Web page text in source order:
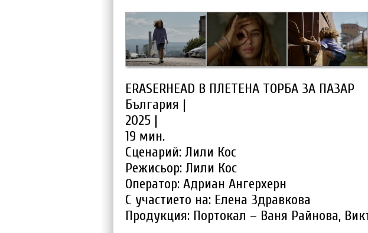
ERASERHEAD В ПЛЕТЕНА ТОРБА ЗА ПАЗАР
България |
2025 |
19 мин.
Сценарий: Лили Кос
Режисьор: Лили Кос
Оператор: Адриан Ангерхeрн
С участието на: Елена Здравкова
Продукция: Портокал – Ваня Райнова,